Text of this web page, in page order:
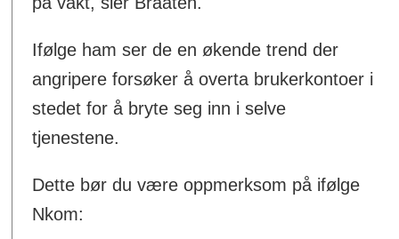
Ifølge ham ser de en økende trend der
angripere forsøker å overta brukerkontoer i
stedet for å bryte seg inn i selve
tjenestene.
Dette bør du være oppmerksom på ifølge
Nkom: